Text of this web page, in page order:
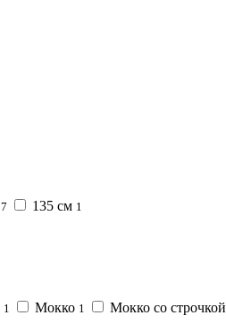
7 135 см 1
1 Мокко 1 Мокко со строчкой